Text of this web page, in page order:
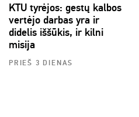
KTU tyrėjos: gestų kalbos
vertėjo darbas yra ir
didelis iššūkis, ir kilni
misija
PRIEŠ 3 DIENAS